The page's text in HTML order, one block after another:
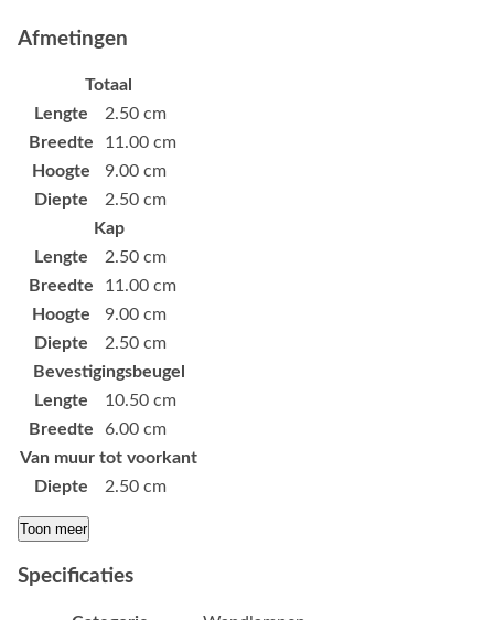
Afmetingen
Totaal
Lengte
2.50 cm
Breedte
11.00 cm
Hoogte
9.00 cm
Diepte
2.50 cm
Kap
Lengte
2.50 cm
Breedte
11.00 cm
Hoogte
9.00 cm
Diepte
2.50 cm
Bevestigingsbeugel
Lengte
10.50 cm
Breedte
6.00 cm
Van muur tot voorkant
Diepte
2.50 cm
Toon meer
Specificaties